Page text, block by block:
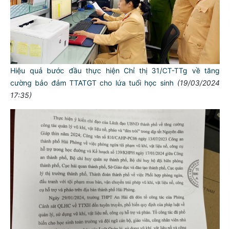
Hiệu quả bước đầu thực hiện Chỉ thị 31/CT-TTg về tăng
cường bảo đảm TTATGT cho lứa tuổi học sinh (19/03/2024
17:35)